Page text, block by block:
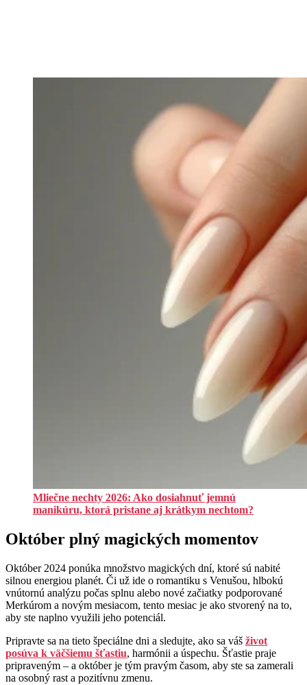
Mliečne nechty 2026: Ako dosiahnuť jemnú
manikúru, ktorá pristane aj krátkym nechtom?
Október plný magických momentov
Október 2024 ponúka množstvo magických dní, ktoré sú nabité
silnou energiou planét. Či už ide o romantiku s Venušou, hlbokú
vnútornú analýzu počas splnu alebo nové začiatky podporované
Merkúrom a novým mesiacom, tento mesiac je ako stvorený na to,
aby ste naplno využili jeho potenciál.
Pripravte sa na tieto špeciálne dni a sledujte, ako sa váš život
posúva k väčšiemu šťastiu, harmónii a úspechu. Šťastie praje
pripraveným – a október je tým pravým časom, aby ste sa zamerali
na osobný rast a pozitívnu zmenu.